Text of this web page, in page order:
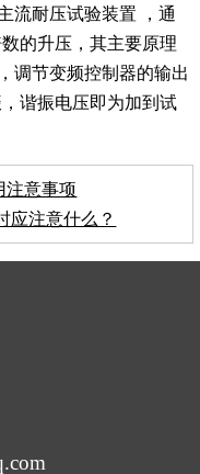
流耐压试验装置 ，通
的升压，其主要原理
调节变频控制器的输出
谐振电压即为加到试
注意事项
应注意什么？